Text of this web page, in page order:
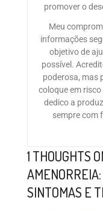
promover o
Meu
informações
objetivo de
possível.
poderosa, mas
coloque em
dedico a
sempre com
1 THOUGHTS
SINTOMAS E